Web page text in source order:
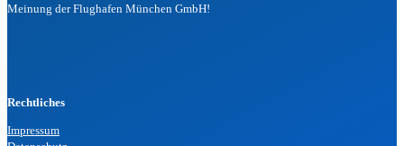
Meinung der Flughafen München GmbH!
Rechtliches
Impressum